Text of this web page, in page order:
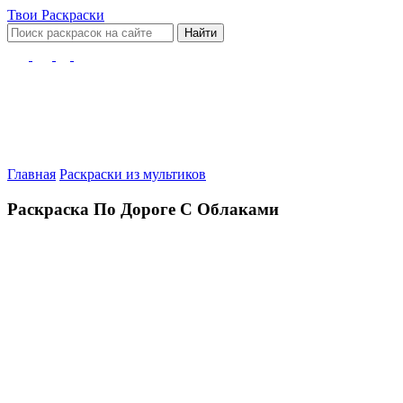
Твои Раскраски
Найти
Главная Раскраски из мультиков
Раскраска По Дороге С Облаками